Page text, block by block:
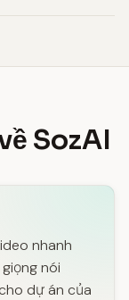
SozAI
nhanh
nói
dự án của